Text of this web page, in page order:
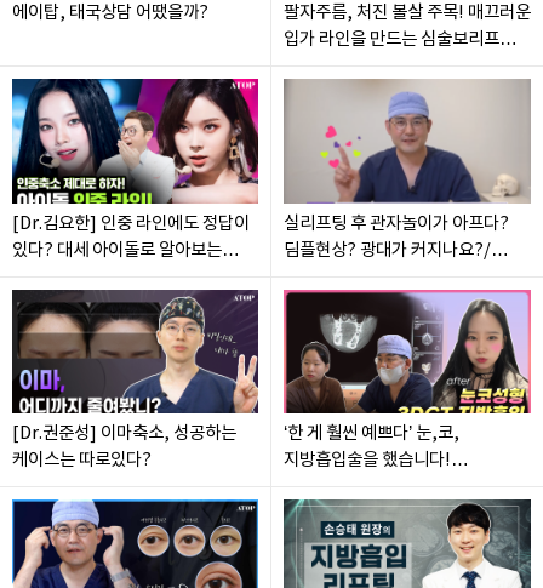
에이탑, 태국상담 어땠을까?
팔자주름, 처진 볼살 주목! 매끄러운
입가 라인을 만드는 심술보리프팅!
surgery/(feat:이한정원장)
[Dr.김요한] 인중 라인에도 정답이
있다? 대세 아이돌로 알아보는
실리프팅 후 관자놀이가 아프다?
딤플현상? 광대가 커지나요?/
(feat:이한정원장)
[Dr.권준성] 이마축소, 성공하는
케이스는 따로있다?
‘한 게 훨씬 예쁘다’ 눈,코,
지방흡입술을 했습니다!
surgery/(feat:이한정원장)